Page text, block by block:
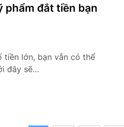
phẩm đắt tiền bạn
tiền lớn, bạn vẫn có thể
đây sẽ…